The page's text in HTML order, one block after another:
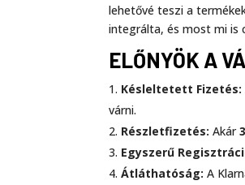
lehetővé teszi a
integrálta, és most mi is
ELŐNYÖK A
Késleltetett Fizetés:
várni.
Részletfizetés: Akár
Egyszerű
Átláthatóság: A